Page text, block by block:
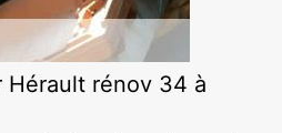
Hérault rénov 34 à